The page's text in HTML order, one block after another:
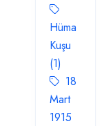
Hüma
Kuşu
(1)
18
Mart
1915